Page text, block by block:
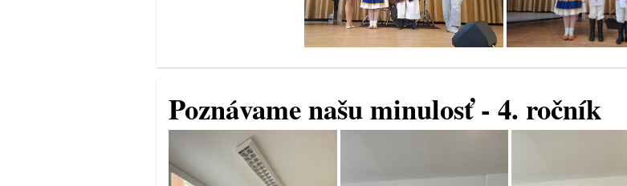
Poznávame našu minulosť - 4. ročník